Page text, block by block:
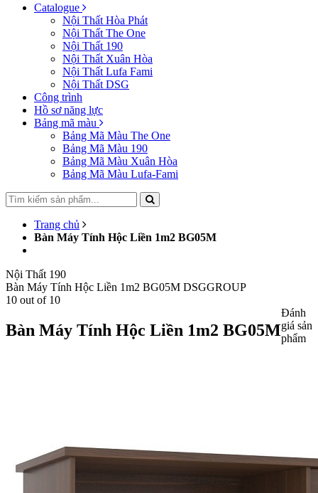
Catalogue
Nội Thất Hòa Phát
Nội Thất The One
Nội Thất 190
Nội Thất Xuân Hòa
Nội Thất Lufa Fami
Nội Thất DSG
Công trình
Hồ sơ năng lực
Bảng mã màu
Bảng Mã Màu The One
Bảng Mã Màu 190
Bảng Mã Màu Xuân Hòa
Bảng Mã Màu Lufa-Fami
Trang chủ
Bàn Máy Tính Hộc Liền 1m2 BG05M
Nội Thất 190
Bàn Máy Tính Hộc Liền 1m2 BG05M DSGGROUP
10 out of 10
Bàn Máy Tính Hộc Liền 1m2 BG05M
Đánh
giá sản
phẩm